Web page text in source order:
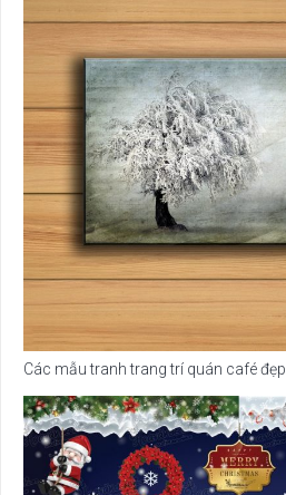
Các mẫu tranh trang trí quán café đẹp